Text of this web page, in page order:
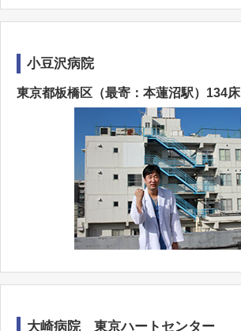
小豆沢病院
東京都板橋区（最寄：本蓮沼駅）134床
大崎病院 東京ハートセンター